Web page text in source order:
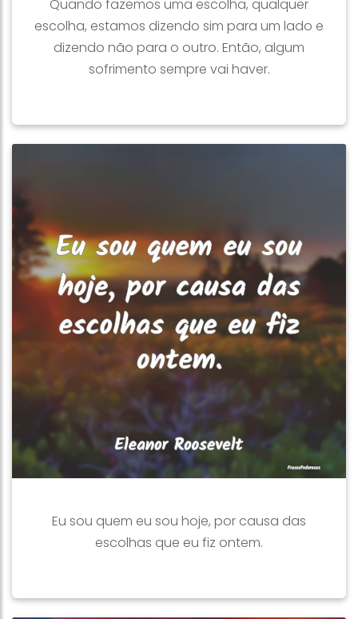
Quando fazemos uma escolha, qualquer
escolha, estamos dizendo sim para um lado e
dizendo não para o outro. Então, algum
sofrimento sempre vai haver.
Eu sou quem eu sou hoje, por causa das
escolhas que eu fiz ontem.